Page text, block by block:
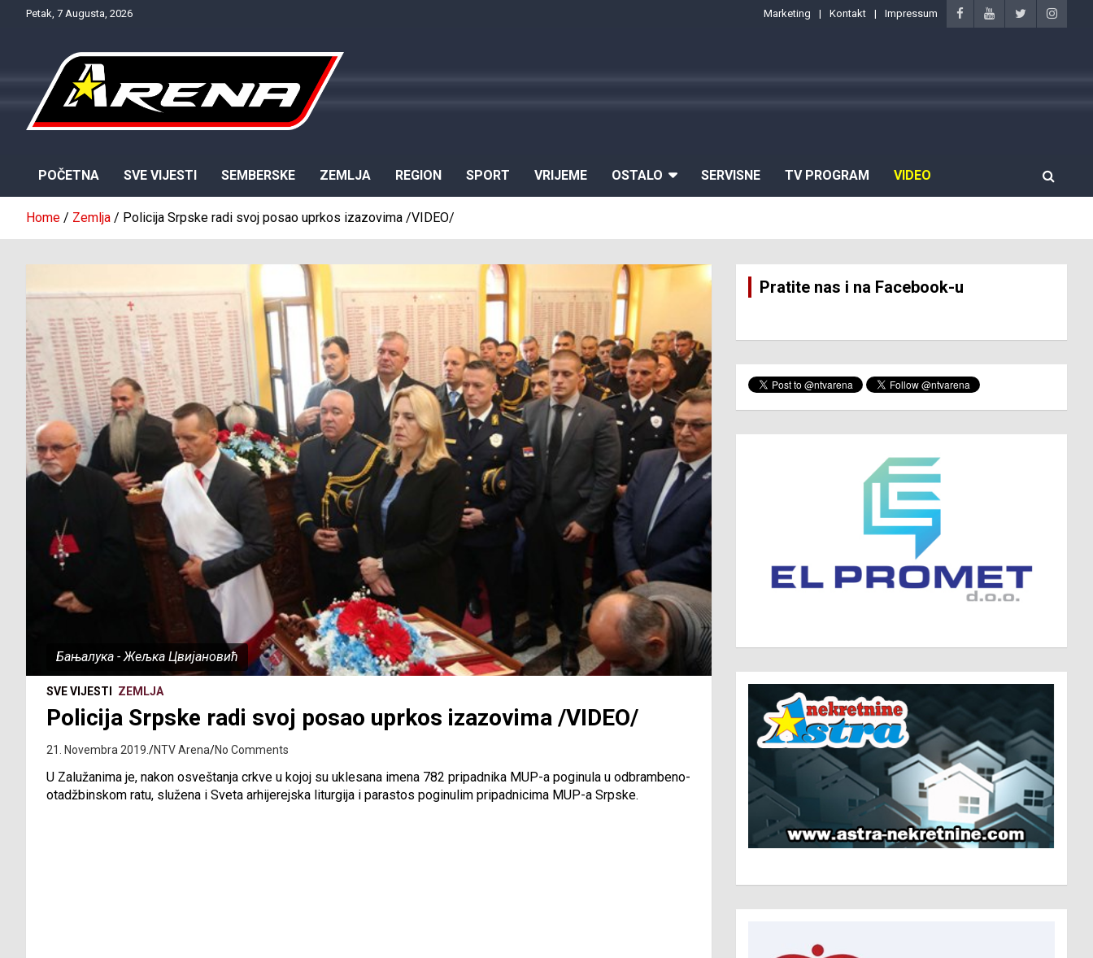
Petak, 7 Augusta, 2026 Marketing Kontakt Impressum
POČETNA SVE VIJESTI SEMBERSKE ZEMLJA REGION SPORT VRIJEME OSTALO SERVISNE TV PROGRAM VIDEO
Home Zemlja Policija Srpske radi svoj posao uprkos izazovima /VIDEO/
Бањалука - Жељка Цвијановић
SVE VIJESTI ZEMLJA
Policija Srpske radi svoj posao uprkos izazovima /VIDEO/
21. Novembra 2019. NTV Arena No Comments
U Zalužanima je, nakon osveštanja crkve u kojoj su uklesana imena 782 pripadnika MUP-a poginula u odbrambeno-
otadžbinskom ratu, služena i Sveta arhijerejska liturgija i parastos poginulim pripadnicima MUP-a Srpske.
Pratite nas i na Facebook-u